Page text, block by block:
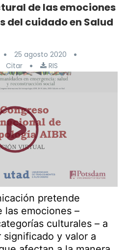
de las emociones
del cuidado en Salud
25 agosto 2020
Citar RIS
pretende
las emociones –
culturales – a
significado y valor a